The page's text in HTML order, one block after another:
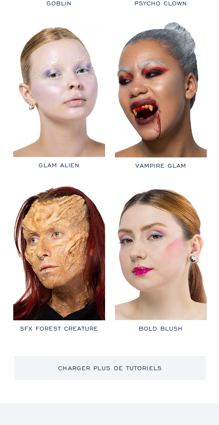
GOBLIN PSYCHO CLOWN
GLAM ALIEN VAMPIRE GLAM
SFX FOREST CREATURE BOLD BLUSH
CHARGER PLUS DE TUTORIELS